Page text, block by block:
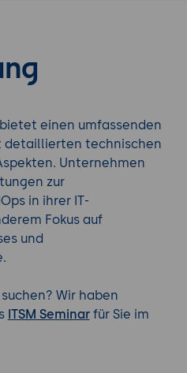
einen umfassenden
detaillierten technischen
Unternehmen
zur
in ihrer IT-
Fokus auf
und
Wir haben
ITSM Seminarfür Sie im